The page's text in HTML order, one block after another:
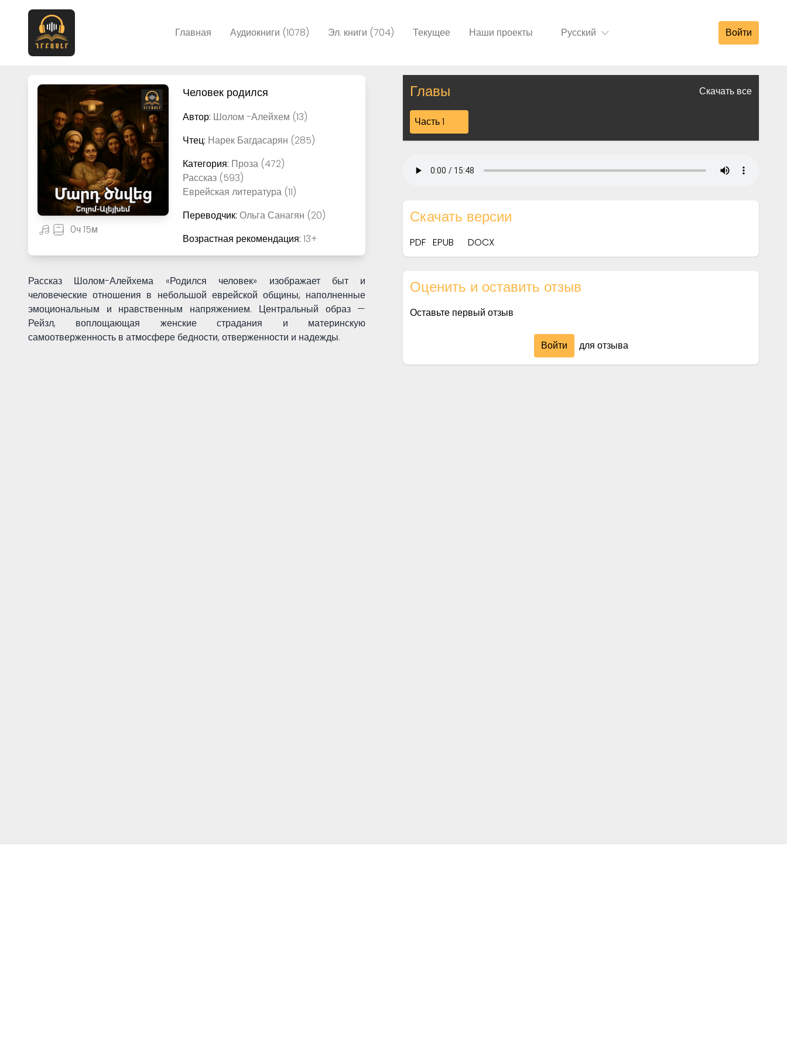
Войти
Главная Аудиокниги (1078) Эл. книги (704) Текущее Наши проекты Русский
0ч 15м
Человек родился
Автор: Шолом -Алейхем (13)
Чтец: Нарек Багдасарян (285)
Категория: Проза (472)
Рассказ (593)
Еврейская литература (11)
Переводчик: Ольга Санагян (20)
Возрастная рекомендация: 13+
Рассказ Шолом-Алейхема «Родился человек» изображает быт и
человеческие отношения в небольшой еврейской общины, наполненные
эмоциональным и нравственным напряжением. Центральный образ —
Рейзл, воплощающая женские страдания и материнскую
самоотверженность в атмосфере бедности, отверженности и надежды.
Главы Скачать все
Часть 1
Скачать версии
PDF EPUB DOCX
Оценить и оставить отзыв
Оставьте первый отзыв
Войти для отзыва